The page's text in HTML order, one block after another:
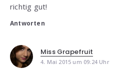
richtig gut!
Antworten
Miss Grapefruit
4. Mai 2015 um 09:24 Uhr